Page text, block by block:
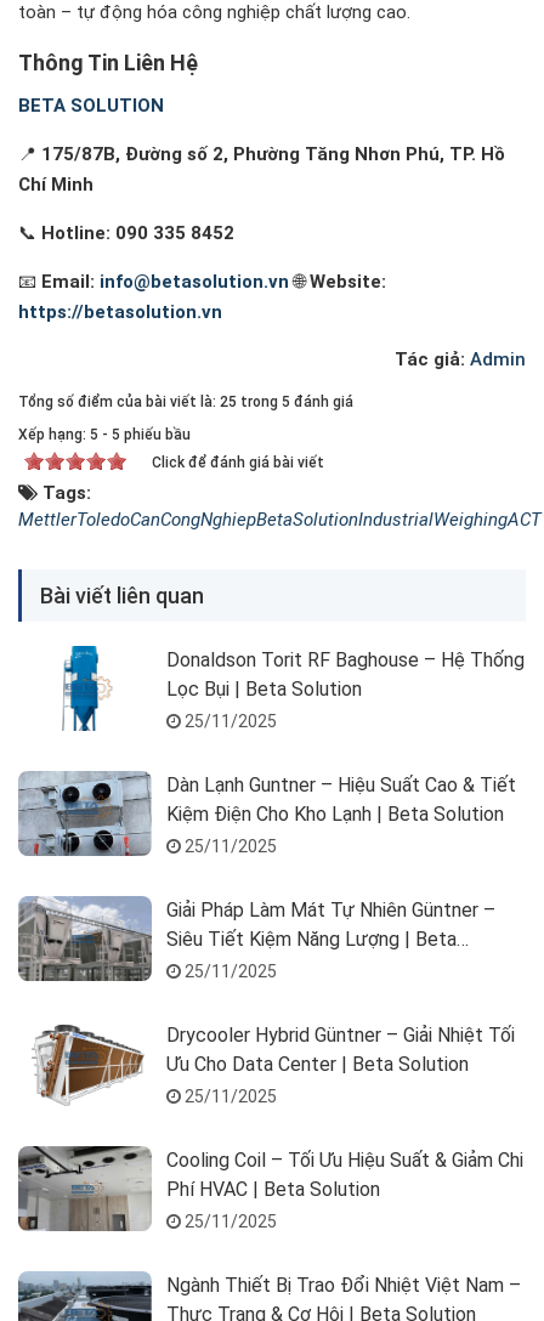
toàn – tự động hóa công nghiệp chất lượng cao.
Thông Tin Liên Hệ
BETA SOLUTION
📍 175/87B, Đường số 2, Phường Tăng Nhơn Phú, TP. Hồ
Chí Minh
📞 Hotline: 090 335 8452
📧 Email: info@betasolution.vn🌐Website:
https://betasolution.vn
Tác giả: Admin
Tổng số điểm của bài viết là: 25 trong 5 đánh giá
Xếp hạng: 5 - 5 phiếu bầu
Click để đánh giá bài viết
Tags:
MettlerToledoCanCongNghiepBetaSolutionIndustrialWeighing
Bài viết liên quan
Donaldson Torit RF Baghouse – Hệ Thống
Lọc Bụi | Beta Solution
25/11/2025
Dàn Lạnh Guntner – Hiệu Suất Cao & Tiết
Kiệm Điện Cho Kho Lạnh | Beta Solution
25/11/2025
Giải Pháp Làm Mát Tự Nhiên Güntner –
Siêu Tiết Kiệm Năng Lượng | Beta
Solution
25/11/2025
Drycooler Hybrid Güntner – Giải Nhiệt Tối
Ưu Cho Data Center | Beta Solution
25/11/2025
Cooling Coil – Tối Ưu Hiệu Suất & Giảm Chi
Phí HVAC | Beta Solution
25/11/2025
Ngành Thiết Bị Trao Đổi Nhiệt Việt Nam –
Thực Trạng & Cơ Hội | Beta Solution